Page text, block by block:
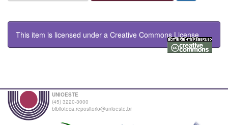
This item is licensed under a Creative Commons License
UNIOESTE
(45) 3220-3000
biblioteca.repositorio@unioeste.br